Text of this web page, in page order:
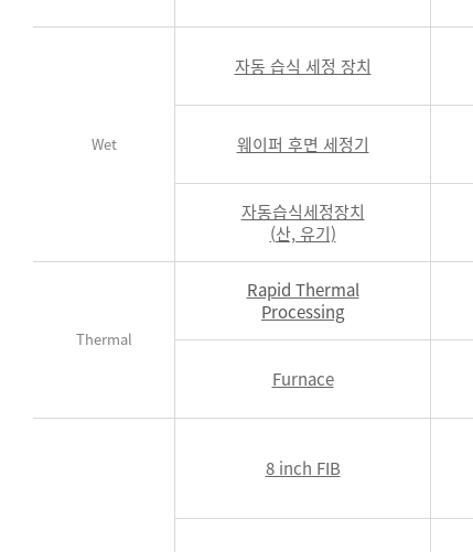
Wet
자동 습식 세정 장치
웨이퍼 후면 세정기
자동습식세정장치
(산, 유기)
Thermal
Rapid Thermal
Processing
Furnace
8 inch FIB